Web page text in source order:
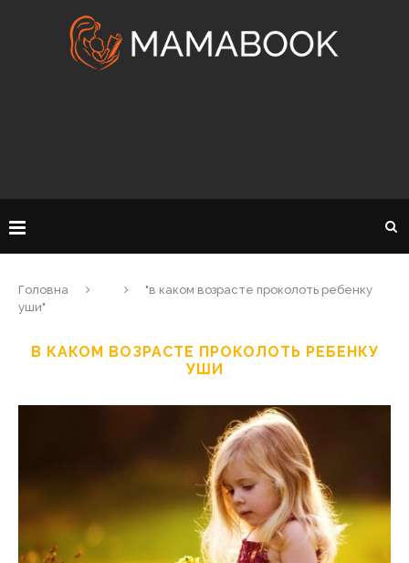
Головна
"в каком возрасте проколоть ребенку
уши"
В КАКОМ ВОЗРАСТЕ ПРОКОЛОТЬ РЕБЕНКУ
УШИ